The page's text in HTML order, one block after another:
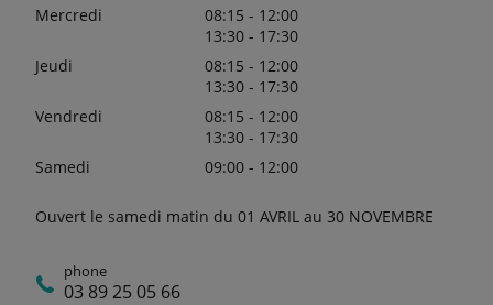
Mercredi
08:15 - 12:00
13:30 - 17:30
Jeudi
08:15 - 12:00
13:30 - 17:30
Vendredi
08:15 - 12:00
13:30 - 17:30
Samedi
09:00 - 12:00
Ouvert le samedi matin du 01 AVRIL au 30 NOVEMBRE
phone
03 89 25 05 66